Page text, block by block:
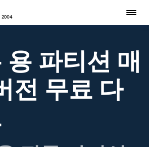
용 파티션 매
전 무료 다